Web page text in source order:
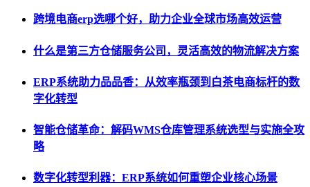
跨境电商erp选哪个好，助力企业全球市场高效运营
什么是第三方仓储服务公司，灵活高效的物流解决方案
ERP系统助力品品香：从效率瓶颈到白茶电商标杆的数
字化转型
智能仓储革命：解码WMS仓库管理系统选型与实施全攻
略
数字化转型利器：ERP系统如何重塑企业核心场景